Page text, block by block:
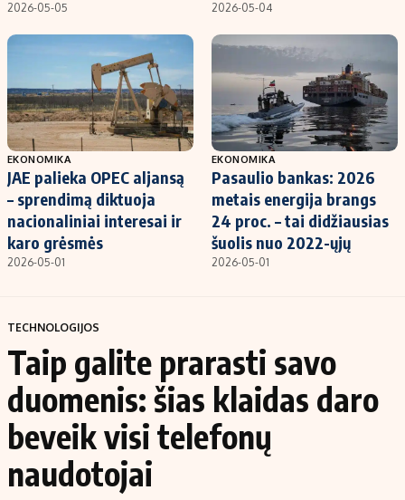
2026-05-05 2026-05-04
EKONOMIKA
JAE palieka OPEC aljansą
– sprendimą diktuoja
nacionaliniai interesai ir
karo grėsmės
2026-05-01
EKONOMIKA
Pasaulio bankas: 2026
metais energija brangs
24 proc. – tai didžiausias
šuolis nuo 2022-ųjų
2026-05-01
TECHNOLOGIJOS
Taip galite prarasti savo
duomenis: šias klaidas daro
beveik visi telefonų
naudotojai